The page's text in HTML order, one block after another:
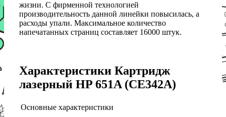
жизни. С фирменной технологией
производительность данной линейки повысилась, а
расходы упали. Максимальное количество
напечатанных страниц составляет 16000 штук.
Характеристики Картридж
лазерный HP 651A (CE342A)
Основные характеристики